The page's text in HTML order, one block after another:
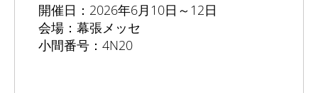
開催日：2026年6月10日～12日
会場：幕張メッセ
小間番号：4N20